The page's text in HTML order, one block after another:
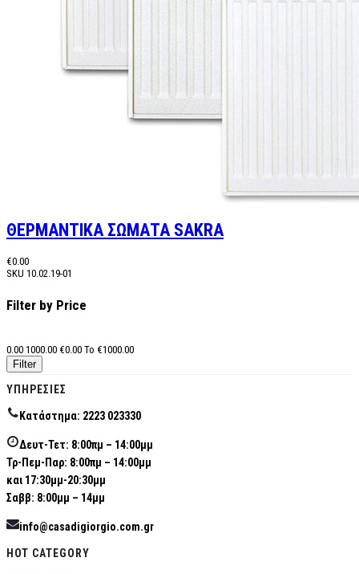
ΘΕΡΜΑΝΤΙΚΑ ΣΩΜΑΤΑ SAKRA
€0.00
SKU 10.02.19-01
Filter by Price
0.00 1000.00 €0.00 To €1000.00
ΥΠΗΡΕΣΊΕΣ
Κατάστημα: 2223 023330
Δευτ-Τετ: 8:00πμ – 14:00μμ
Τρ-Πεμ-Παρ: 8:00πμ – 14:00μμ
και 17:30μμ-20:30μμ
Σαββ: 8:00μμ – 14μμ
info@casadigiorgio.com.gr
HOT CATEGORY